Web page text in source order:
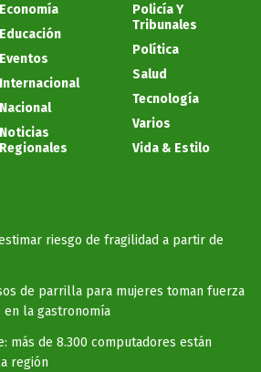
Economía
Educación
Eventos
Internacional
Nacional
Noticias
Regionales
Policía Y
Tribunales
Política
Salud
Tecnología
Varios
Vida & Estilo
riesgo de fragilidad a partir de
de parrilla para mujeres toman fuerza
la gastronomía
más de 8.300 computadores están
región